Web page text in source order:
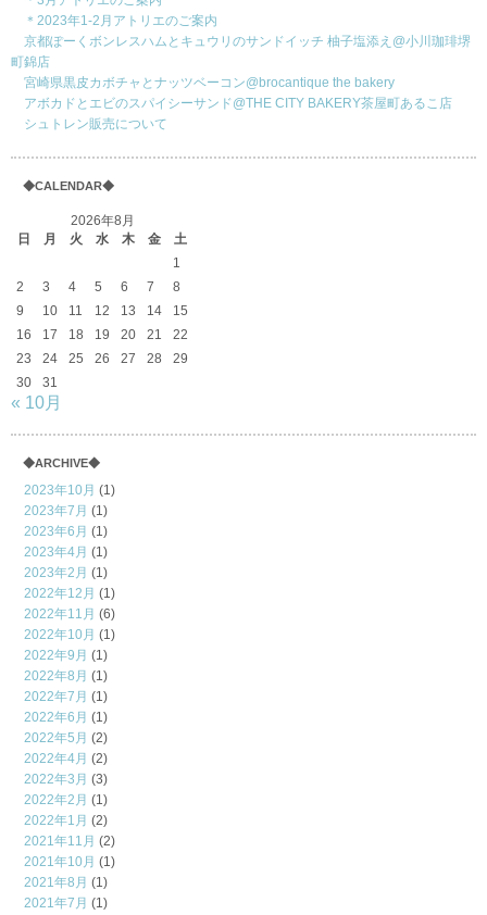
＊2023年1-2月アトリエのご案内
京都ぽーくボンレスハムとキュウリのサンドイッチ 柚子塩添え@小川珈琲堺
町錦店
宮崎県黒皮カボチャとナッツベーコン@brocantique the bakery
アボカドとエビのスパイシーサンド@THE CITY BAKERY茶屋町あるこ店
シュトレン販売について
◆CALENDAR◆
2026年8月
日
月 火 水 木 金
土
1
2
3 4 5 6 7
8
9
10 11 12 13 14
15
16
17 18 19 20 21
22
23
24 25 26 27 28
29
30
31
« 10月
◆ARCHIVE◆
2023年10月 (1)
2023年7月 (1)
2023年6月 (1)
2023年4月 (1)
2023年2月 (1)
2022年12月 (1)
2022年11月 (6)
2022年10月 (1)
2022年9月 (1)
2022年8月 (1)
2022年7月 (1)
2022年6月 (1)
2022年5月 (2)
2022年4月 (2)
2022年3月 (3)
2022年2月 (1)
2022年1月 (2)
2021年11月 (2)
2021年10月 (1)
2021年8月 (1)
2021年7月 (1)